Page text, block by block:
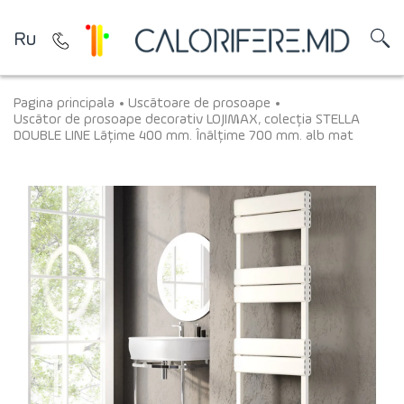
Ru
Pagina principala
Uscătoare de prosoape
Uscător de prosoape decorativ LOJIMAX, colecția STELLA
DOUBLE LINE Lățime 400 mm. Înălțime 700 mm. alb mat